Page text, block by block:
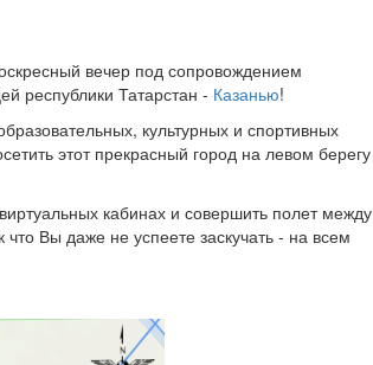
вечер под сопровождением
республики Татарстан - Казанью!
культурных и спортивных
этот прекрасный город на левом берегу
кабинах и совершить полет между
Вы даже не успеете заскучать - на всем